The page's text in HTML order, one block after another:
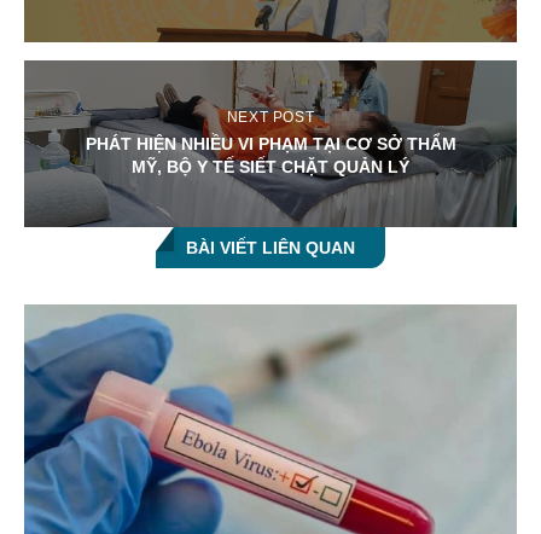
NEXT POST
PHÁT HIỆN NHIỀU VI PHẠM TẠI CƠ SỞ THẨM
MỸ, BỘ Y TẾ SIẾT CHẶT QUẢN LÝ
BÀI VIẾT LIÊN QUAN